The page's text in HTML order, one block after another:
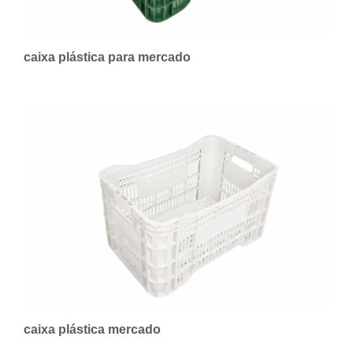
caixa plástica para mercado
caixa plástica mercado